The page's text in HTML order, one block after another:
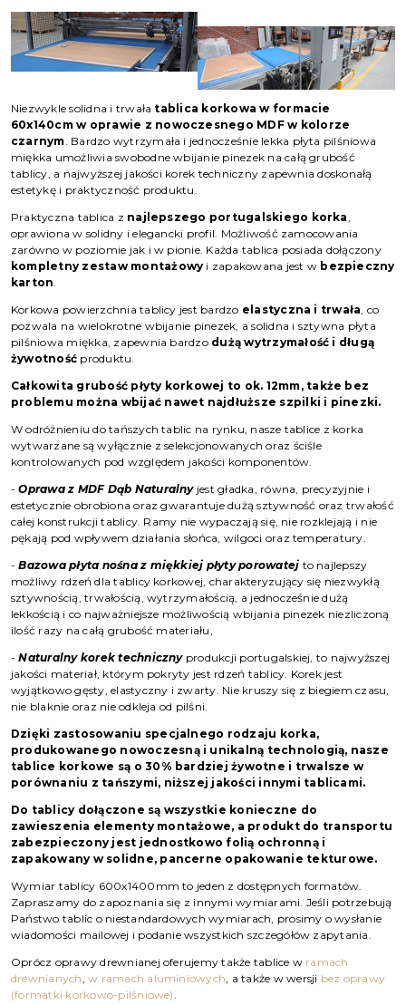
Niezwykle solidna i trwała tablica korkowa w formacie
60x140cm w oprawie z nowoczesnego MDF w kolorze
czarnym. Bardzo wytrzymała i jednocześnie lekka płyta pilśniowa
miękka umożliwia swobodne wbijanie pinezek na całą grubość
tablicy, a najwyższej jakości korek techniczny zapewnia doskonałą
estetykę i praktyczność produktu.
Praktyczna tablica z najlepszego portugalskiego korka,
oprawiona w solidny i elegancki profil. Możliwość zamocowania
zarówno w poziomie jak i w pionie. Każda tablica posiada dołączony
kompletny zestaw montażowy i zapakowana jest w bezpieczny
karton.
Korkowa powierzchnia tablicy jest bardzo elastyczna i trwała, co
pozwala na wielokrotne wbijanie pinezek, a solidna i sztywna płyta
pilśniowa miękka, zapewnia bardzo dużą wytrzymałość i długą
żywotność produktu.
Całkowita grubość płyty korkowej to ok. 12mm, także bez
problemu można wbijać nawet najdłuższe szpilki i pinezki.
W odróżnieniu do tańszych tablic na rynku, nasze tablice z korka
wytwarzane są wyłącznie z selekcjonowanych oraz ściśle
kontrolowanych pod względem jakości komponentów.
-Oprawa z MDF Dąb Naturalnyjest gładka, równa, precyzyjnie i
estetycznie obrobiona oraz gwarantuje dużą sztywność oraz trwałość
całej konstrukcji tablicy. Ramy nie wypaczają się, nie rozklejają i nie
pękają pod wpływem działania słońca, wilgoci oraz temperatury.
-Bazowa płyta nośna z miękkiej płyty porowatej to najlepszy
możliwy rdzeń dla tablicy korkowej, charakteryzujący się niezwykłą
sztywnością, trwałością, wytrzymałością, a jednocześnie dużą
lekkością i co najważniejsze możliwością wbijania pinezek niezliczoną
ilość razy na całą grubość materiału,
-Naturalny korek technicznyprodukcji portugalskiej, to najwyższej
jakości materiał, którym pokryty jest rdzeń tablicy. Korek jest
wyjątkowo gęsty, elastyczny i zwarty. Nie kruszy się z biegiem czasu,
nie blaknie oraz nie odkleja od pilśni.
Dzięki zastosowaniu specjalnego rodzaju korka,
produkowanego nowoczesną i unikalną technologią, nasze
tablice korkowe są o 30% bardziej żywotne i trwalsze w
porównaniu z tańszymi, niższej jakości innymi tablicami.
Do tablicy dołączone są wszystkie konieczne do
zawieszenia elementy montażowe, a produkt do transportu
zabezpieczony jest jednostkowo folią ochronną i
zapakowany w solidne, pancerne opakowanie tekturowe.
Wymiar tablicy 600x1400mm to jeden z dostępnych formatów.
Zapraszamy do zapoznania się z innymi wymiarami. Jeśli potrzebują
Państwo tablic o niestandardowych wymiarach, prosimy o wysłanie
wiadomości mailowej i podanie wszystkich szczegółów zapytania.
Oprócz oprawy drewnianej oferujemy także tablice w ramach
drewnianych,w ramach aluminiowych, a także w wersji bez oprawy
(formatki korkowo-pilśniowe).